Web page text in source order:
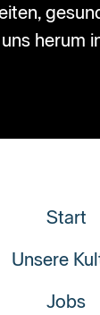
herum
Start
Unsere
Jobs